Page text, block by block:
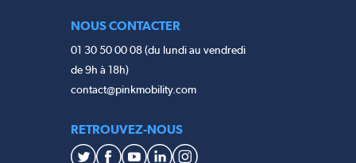
NOUS CONTACTER
01 30 50 00 08 (du lundi au vendredi
de 9h à 18h)
contact@pinkmobility.com
RETROUVEZ-NOUS